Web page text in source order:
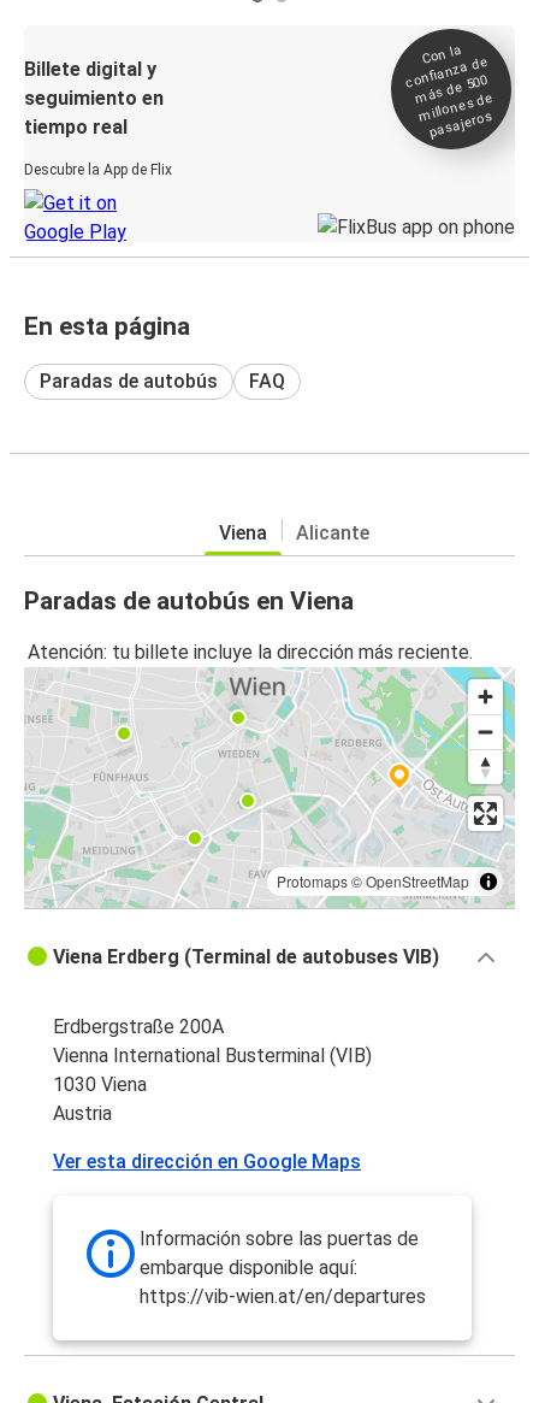
Billete digital y
seguimiento en
tiempo real
Descubre la App de Flix
Con la
confianza de
más de 500
millones de
pasajeros
En esta página
Paradas de autobús FAQ
Viena Alicante
Paradas de autobús en Viena
Atención: tu billete incluye la dirección más reciente.
Protomaps©OpenStreetMap
Viena Erdberg (Terminal de autobuses VIB)
Erdbergstraße 200A
Vienna International Busterminal (VIB)
1030 Viena
Austria
Ver esta dirección en Google Maps
Información sobre las puertas de
embarque disponible aquí:
https://vib-wien.at/en/departures